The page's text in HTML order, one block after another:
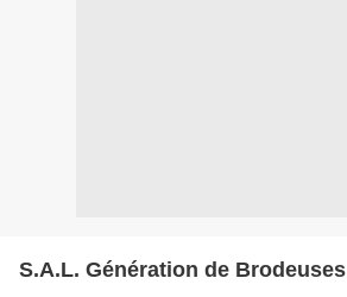
S.A.L. Génération de